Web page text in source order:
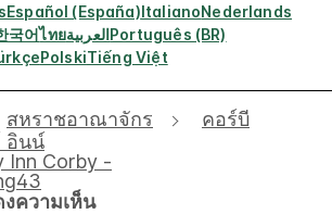
Español (España)ItalianoNederlands
국어ไทยالعربيةPortuguês (BR)
PolskiTiếng Việt
สหราชอาณาจักร
คอร์บี
อินน์
Inn Corby -
ความเห็น